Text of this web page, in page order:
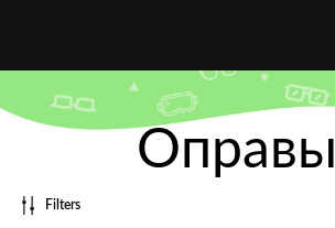
Оправы
Filters